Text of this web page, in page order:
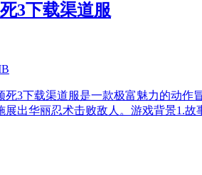
3下载渠道服
死3下载渠道服是一款极富魅力的动作
展出华丽忍术击败敌人。游戏背景1.